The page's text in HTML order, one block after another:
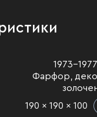
1973-1977
Фарфор,
190 x 190 x 100